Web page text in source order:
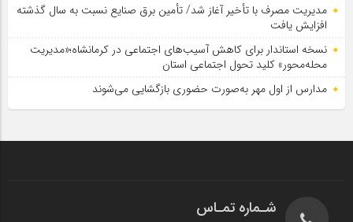
مدیریت مصرف با تأخیر آغاز شد/ تأمین برق صنایع نسبت به سال گذشته
افزایش یافت
نسخه استاندار برای کاهش آسیب‌های اجتماعی در کرمانشاه؛«مدیریت
محله‌محور» کلید تحول اجتماعی استان
مدارس از اول مهر به‌صورت حضوری بازگشایی می‌شوند
شـماره تمـاس